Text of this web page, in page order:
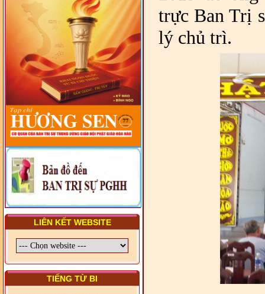
VẤN ĐỀ CHUNG VỀ PHÁP
LUẬT VÀ HỆ THỐNG PHÁP
LUẬT VIỆT NAM
- LỚP TẬP HUẤN LỊCH SỬ,
PHÁP LUẬT VIỆT NAM VÀ
HIẾN CHƯƠNG GIÁO HỘI
PGHH NHIỆM KỲ VI (2024-
2029) CHO TRỊ SỰ VIÊN
TRUNG ƯƠNG, BAN ĐẠI
DIỆN TỈNH VÀ GIÁO LÝ
VIÊN - CHUYÊN ĐỀ: SỰ RA
ĐỜI, BẢN CHẤT, CHỨC
NĂNG VÀ HÌNH THỨC CỦA
LIÊN KẾT WEBSITE
TIẾNG TỪ BI
trực Ban Trị
lý chủ trì.